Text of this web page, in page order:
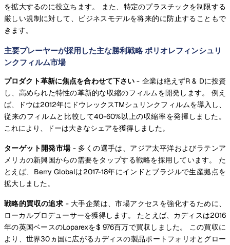
を拡大するのに役立ちます。 また、特定のプラスチックを制限する
厳しい規制に対して、ビジネスモデルを将来的に防止することもで
きます。
主要プレーヤーが採用した主な勝利戦略 ポリオレフィンシュリ
ンクフィルム市場
プロダクト革新に焦点を合わせて下さい - 企業は絶えずR & Dに投資
し、高められた特性の革新的な収縮のフィルムを開発します。 例え
ば、ドウは2012年にドウレックスTMシュリンクフィルムを導入し、
従来のフィルムと比較して40-60%以上の収縮率を発揮しました。
これにより、ドーは大きなシェアを獲得しました。
ターゲット開発市場- 多くの選手は、アジア太平洋およびラテンア
メリカの新興国からの需要をタップする戦略を採用しています。 た
とえば、Berry Globalは2017-18年にインドとブラジルで生産拠点を
拡大しました。
戦略的買収の追求 - 大手企業は、市場アクセスを強化するために、
ローカルプロデューサーを獲得します。 たとえば、カディスは2016
年の英国ベースのLoparexを$ 976百万で買収しました。 この買収に
より、世界30ヵ国に広がるカディスの製品ポートフォリオとグロー